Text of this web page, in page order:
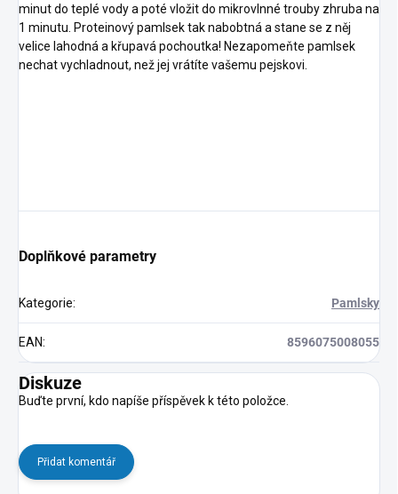
minut do teplé vody a poté vložit do mikrovlnné trouby zhruba na
1 minutu. Proteinový pamlsek tak nabobtná a stane se z něj
velice lahodná a křupavá pochoutka! Nezapomeňte pamlsek
nechat vychladnout, než jej vrátíte vašemu pejskovi.
Doplňkové parametry
Kategorie: Pamlsky
EAN: 8596075008055
Diskuze
Buďte první, kdo napíše příspěvek k této položce.
Přidat komentář